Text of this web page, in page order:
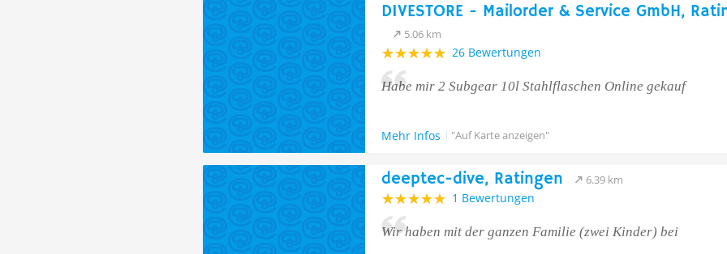
DIVESTORE - Mailorder & Service GmbH,
5.06 km
26 Bewertungen
Habe mir 2 Subgear 10l Stahlflaschen Online gekauf
Mehr Infos "Auf Karte anzeigen"
deeptec-dive, Ratingen 6.39 km
1 Bewertungen
Wir haben mit der ganzen Familie (zwei Kinder) bei